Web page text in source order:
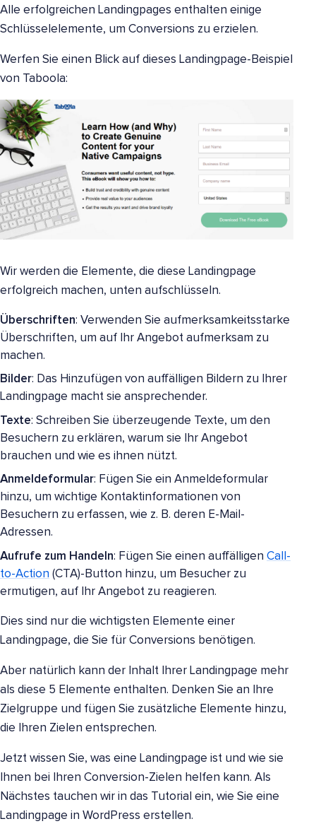
Alle erfolgreichen Landingpages enthalten einige
Schlüsselelemente, um Conversions zu erzielen.
Werfen Sie einen Blick auf dieses Landingpage-Beispiel
von Taboola:
Wir werden die Elemente, die diese Landingpage
erfolgreich machen, unten aufschlüsseln.
Überschriften: Verwenden Sie aufmerksamkeitsstarke
Überschriften, um auf Ihr Angebot aufmerksam zu
machen.
Bilder: Das Hinzufügen von auffälligen Bildern zu Ihrer
Landingpage macht sie ansprechender.
Texte: Schreiben Sie überzeugende Texte, um den
Besuchern zu erklären, warum sie Ihr Angebot
brauchen und wie es ihnen nützt.
Anmeldeformular: Fügen Sie ein Anmeldeformular
hinzu, um wichtige Kontaktinformationen von
Besuchern zu erfassen, wie z. B. deren E-Mail-
Adressen.
Aufrufe zum Handeln: Fügen Sie einen auffälligen Call-
to-Action (CTA)-Button hinzu, um Besucher zu
ermutigen, auf Ihr Angebot zu reagieren.
Dies sind nur die wichtigsten Elemente einer
Landingpage, die Sie für Conversions benötigen.
Aber natürlich kann der Inhalt Ihrer Landingpage mehr
als diese 5 Elemente enthalten. Denken Sie an Ihre
Zielgruppe und fügen Sie zusätzliche Elemente hinzu,
die Ihren Zielen entsprechen.
Jetzt wissen Sie, was eine Landingpage ist und wie sie
Ihnen bei Ihren Conversion-Zielen helfen kann. Als
Nächstes tauchen wir in das Tutorial ein, wie Sie eine
Landingpage in WordPress erstellen.